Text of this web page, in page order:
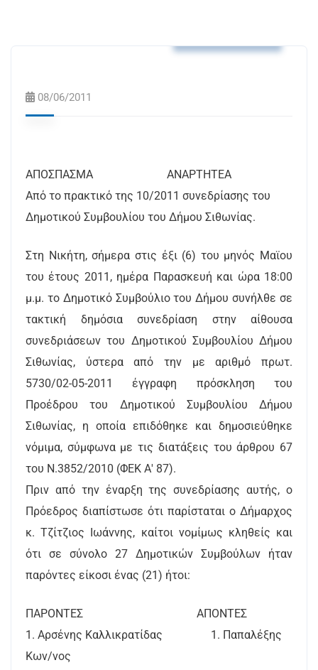
08/06/2011
ΑΠΟΣΠΑΣΜΑ ΑΝΑΡΤΗΤΕΑ
Από το πρακτικό της 10/2011 συνεδρίασης του
Δημοτικού Συμβουλίου του Δήμου Σιθωνίας.
Στη Νικήτη, σήμερα στις έξι (6) του μηνός Μαϊου
του έτους 2011, ημέρα Παρασκευή και ώρα 18:00
μ.μ. το Δημοτικό Συμβούλιο του Δήμου συνήλθε σε
τακτική δημόσια συνεδρίαση στην αίθουσα
συνεδριάσεων του Δημοτικού Συμβουλίου Δήμου
Σιθωνίας, ύστερα από την με αριθμό πρωτ.
5730/02-05-2011 έγγραφη πρόσκληση του
Προέδρου του Δημοτικού Συμβουλίου Δήμου
Σιθωνίας, η οποία επιδόθηκε και δημοσιεύθηκε
νόμιμα, σύμφωνα με τις διατάξεις του άρθρου 67
του Ν.3852/2010 (ΦΕΚ Α' 87).
Πριν από την έναρξη της συνεδρίασης αυτής, ο
Πρόεδρος διαπίστωσε ότι παρίσταται ο Δήμαρχος
κ. Τζίτζιος Ιωάννης, καίτοι νομίμως κληθείς και
ότι σε σύνολο 27 Δημοτικών Συμβούλων ήταν
παρόντες είκοσι ένας (21) ήτοι:
ΠΑΡΟΝΤΕΣ ΑΠΟΝΤΕΣ
1. Αρσένης Καλλικρατίδας 1. Παπαλέξης
Κων/νος